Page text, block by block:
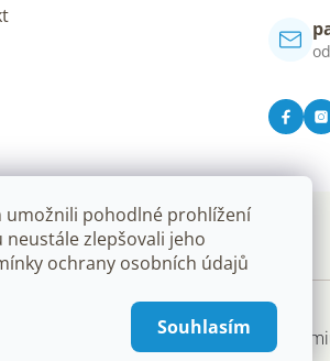
umožnili pohodlné prohlížení
zlepšovali jeho
ochrany osobních údajů
Souhlasím
Vytvořil Shoptet